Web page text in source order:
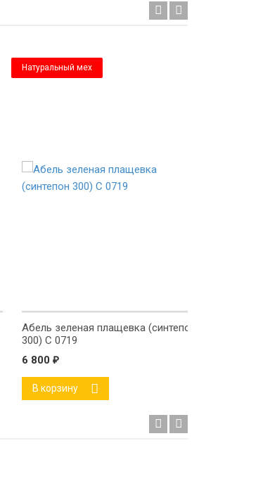
Натуральный мех
Абель зеленая плащевка (синтепон
300) С 0719
6 800 ₽
В корзину